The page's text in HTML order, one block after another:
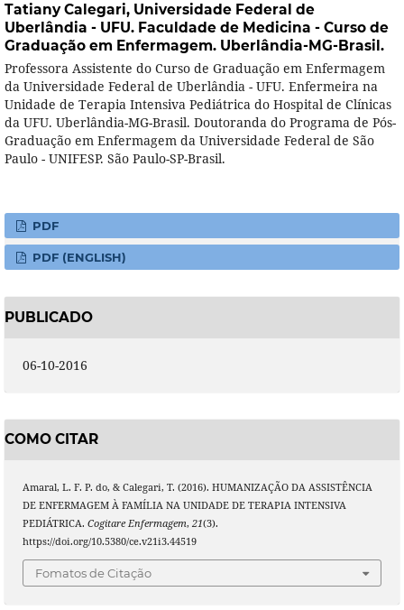
Tatiany Calegari, Universidade Federal de
Uberlândia - UFU. Faculdade de Medicina - Curso de
Graduação em Enfermagem. Uberlândia-MG-Brasil.
Professora Assistente do Curso de Graduação em Enfermagem
da Universidade Federal de Uberlândia - UFU. Enfermeira na
Unidade de Terapia Intensiva Pediátrica do Hospital de Clínicas
da UFU. Uberlândia-MG-Brasil. Doutoranda do Programa de Pós-
Graduação em Enfermagem da Universidade Federal de São
Paulo - UNIFESP. São Paulo-SP-Brasil.
PDF
PDF (ENGLISH)
PUBLICADO
06-10-2016
COMO CITAR
Amaral, L. F. P. do, & Calegari, T. (2016). HUMANIZAÇÃO DA ASSISTÊNCIA
DE ENFERMAGEM À FAMÍLIA NA UNIDADE DE TERAPIA INTENSIVA
PEDIÁTRICA. Cogitare Enfermagem, 21(3).
https://doi.org/10.5380/ce.v21i3.44519
Fomatos de Citação